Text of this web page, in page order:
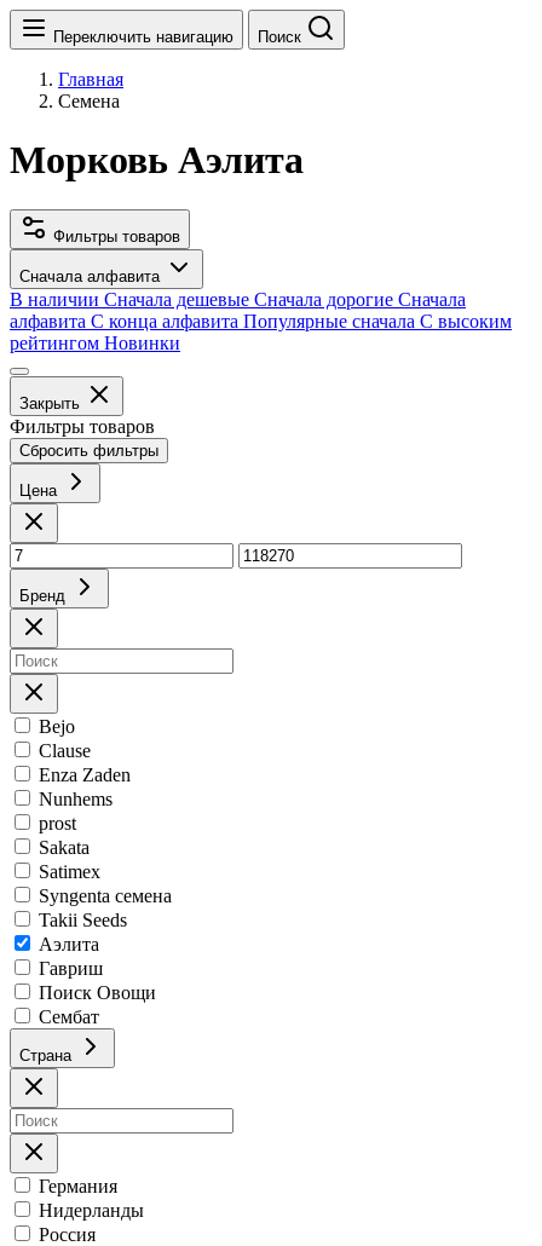
Переключить навигацию Поиск
Главная
Семена
Морковь Аэлита
Фильтры товаров
Сначала алфавита
В наличии Сначала дешевые Сначала дорогие Сначала
алфавита С конца алфавита Популярные сначала С высоким
рейтингом Новинки
Закрыть
Фильтры товаров
Сбросить фильтры
Цена
Бренд
Bejo
Clause
Enza Zaden
Nunhems
prost
Sakata
Satimex
Syngenta семена
Takii Seeds
Аэлита
Гавриш
Поиск Овощи
Сембат
Страна
Германия
Нидерланды
Россия